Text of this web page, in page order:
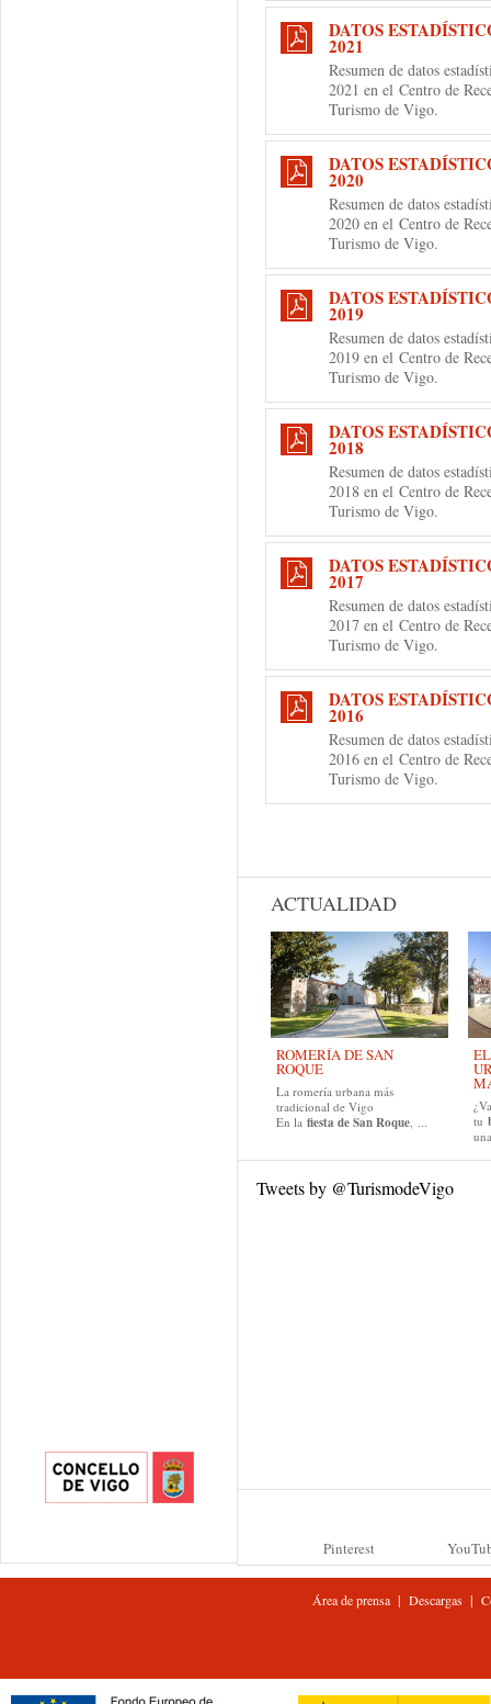
DATOS
2021
Resumen de datos
2021 en el Centro de
Turismo de Vigo.
DATOS
2020
Resumen de datos
2020 en el Centro de
Turismo de Vigo.
DATOS
2019
Resumen de datos
2019 en el Centro de
Turismo de Vigo.
DATOS
2018
Resumen de datos
2018 en el Centro de
Turismo de Vigo.
DATOS
2017
Resumen de datos
2017 en el Centro de
Turismo de Vigo.
DATOS
2016
Resumen de datos
2016 en el Centro de
Turismo de Vigo.
ACTUALIDAD
ROMERÍA DE SAN
ROQUE
La romería urbana más
tradicional de Vigo
En la fiesta de San Roque, ...
tu
Tweets by @TurismodeVigo
Pinterest
Área de prensa| Descargas|